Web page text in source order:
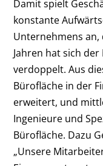
Damit spielt
konstante
Unternehmens
Jahren hat sich
verdoppelt. Aus
Bürofläche in der
erweitert, und
Ingenieure und
Bürofläche. Dazu
„Unsere